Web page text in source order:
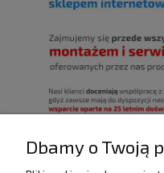
Dbamy o Twoją